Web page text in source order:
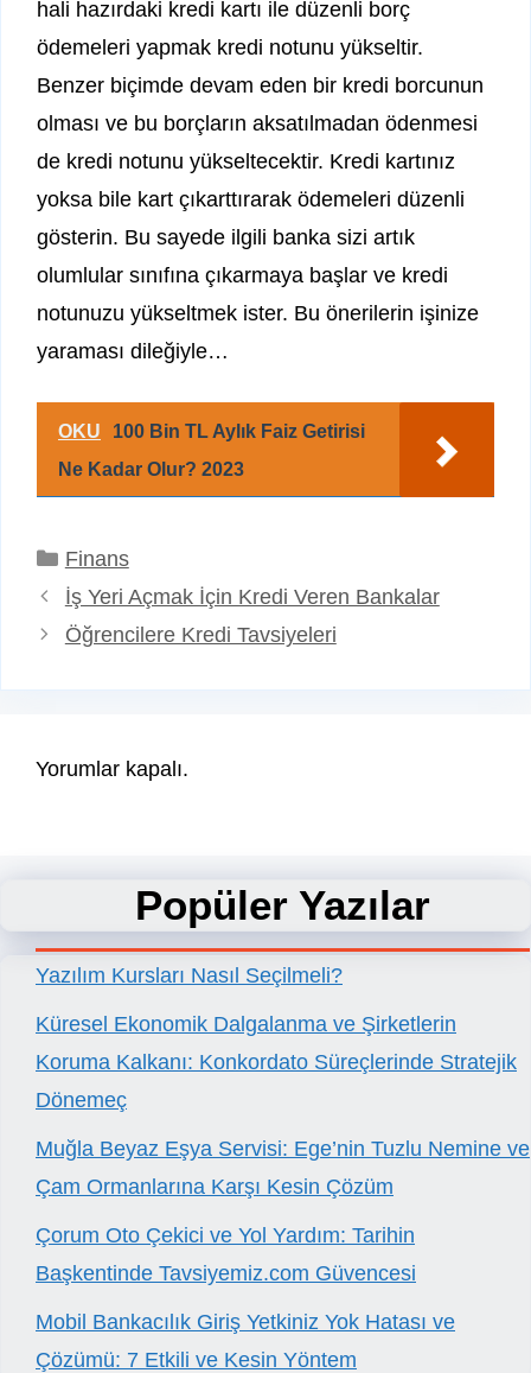
hali hazırdaki kredi kartı ile düzenli borç
ödemeleri yapmak kredi notunu yükseltir.
Benzer biçimde devam eden bir kredi borcunun
olması ve bu borçların aksatılmadan ödenmesi
de kredi notunu yükseltecektir. Kredi kartınız
yoksa bile kart çıkarttırarak ödemeleri düzenli
gösterin. Bu sayede ilgili banka sizi artık
olumlular sınıfına çıkarmaya başlar ve kredi
notunuzu yükseltmek ister. Bu önerilerin işinize
yaraması dileğiyle…
OKU
100 Bin TL Aylık Faiz Getirisi
Ne Kadar Olur? 2023
Kategoriler
Finans
İş Yeri Açmak İçin Kredi Veren Bankalar
Öğrencilere Kredi Tavsiyeleri
Yorumlar kapalı.
Popüler Yazılar
Yazılım Kursları Nasıl Seçilmeli?
Küresel Ekonomik Dalgalanma ve Şirketlerin
Koruma Kalkanı: Konkordato Süreçlerinde Stratejik
Dönemeç
Muğla Beyaz Eşya Servisi: Ege’nin Tuzlu Nemine ve
Çam Ormanlarına Karşı Kesin Çözüm
Çorum Oto Çekici ve Yol Yardım: Tarihin
Başkentinde Tavsiyemiz.com Güvencesi
Mobil Bankacılık Giriş Yetkiniz Yok Hatası ve
Çözümü: 7 Etkili ve Kesin Yöntem